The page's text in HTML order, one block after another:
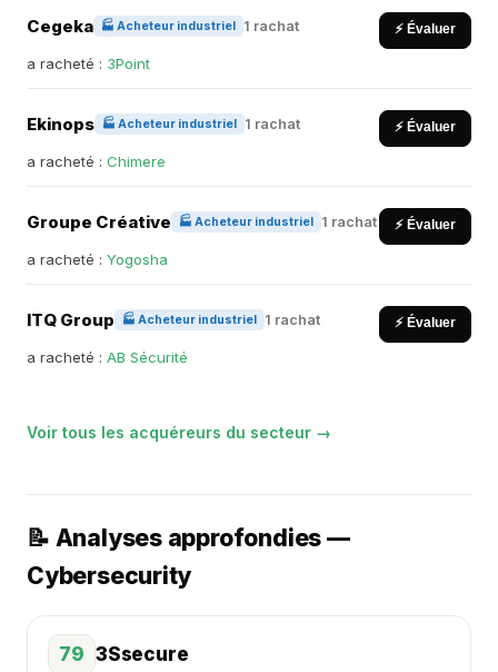
Cegeka 🏭 Acheteur industriel 1 rachat ⚡ Évaluer
a racheté : 3Point
Ekinops 🏭 Acheteur industriel 1 rachat ⚡ Évaluer
a racheté : Chimere
Groupe Créative 🏭 Acheteur industriel 1 rachat ⚡ Évaluer
a racheté : Yogosha
ITQ Group 🏭 Acheteur industriel 1 rachat ⚡ Évaluer
a racheté : AB Sécurité
Voir tous les acquéreurs du secteur →
📝 Analyses approfondies —
Cybersecurity
79 3Ssecure